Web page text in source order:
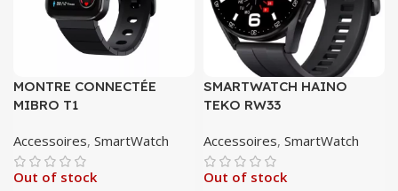
MONTRE CONNECTÉE
MIBRO T1
Accessoires, SmartWatch
Out of stock
SMARTWATCH HAINO
TEKO RW33
Accessoires, SmartWatch
Out of stock